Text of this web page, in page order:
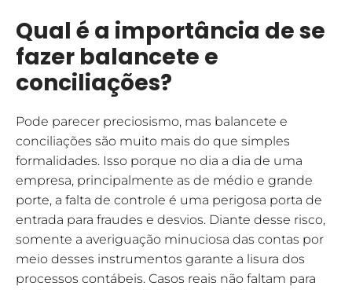
Qual é a importância de se
fazer balancete e
conciliações?
Pode parecer preciosismo, mas balancete e
conciliações são muito mais do que simples
formalidades. Isso porque no dia a dia de uma
empresa, principalmente as de médio e grande
porte, a falta de controle é uma perigosa porta de
entrada para fraudes e desvios. Diante desse risco,
somente a averiguação minuciosa das contas por
meio desses instrumentos garante a lisura dos
processos contábeis. Casos reais não faltam para